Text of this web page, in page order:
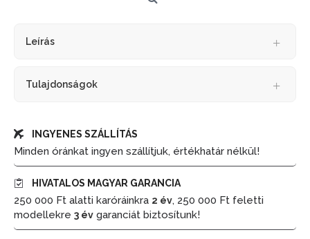
Leírás
Tulajdonságok
INGYENES SZÁLLÍTÁS
Minden óránkat ingyen szállítjuk, értékhatár nélkül!
HIVATALOS MAGYAR GARANCIA
250 000 Ft alatti karóráinkra 2 év, 250 000 Ft feletti
modellekre 3 év garanciát biztosítunk!